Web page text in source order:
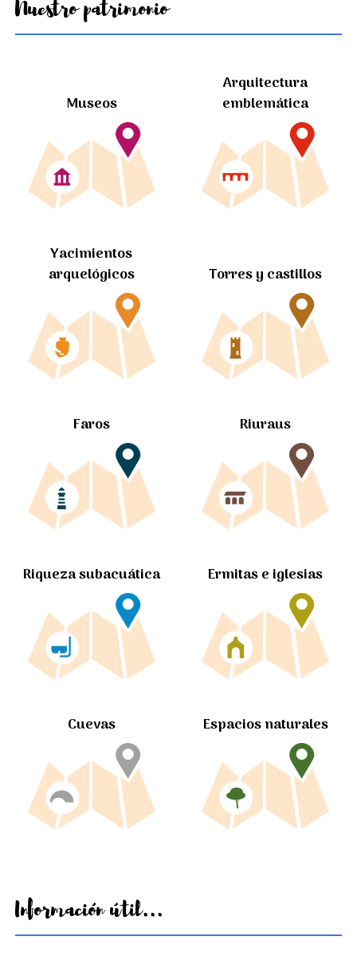
Nuestro patrimonio
Museos
Arquitectura
emblemática
Yacimientos
arquelógicos
Torres y castillos
Faros Riuraus
Riqueza subacuática Ermitas e iglesias
Cuevas Espacios naturales
Información útil...